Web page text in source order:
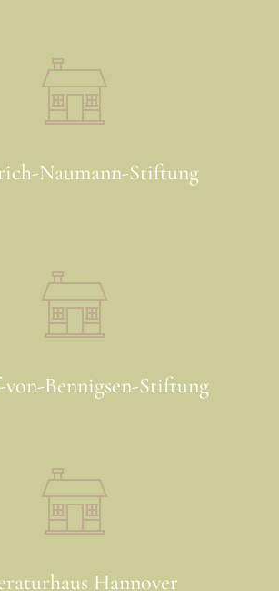
Naumann-Stiftung
Bennigsen-Stiftung
Hannover